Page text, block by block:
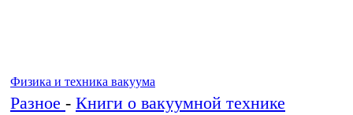
Физика и техника вакуума
Разное - Книги о вакуумной технике